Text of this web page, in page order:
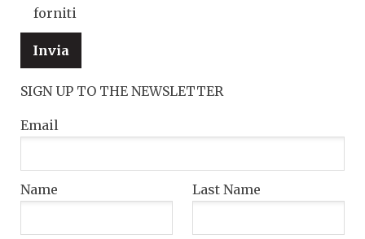
forniti
SIGN UP TO THE NEWSLETTER
Email
Name Last Name